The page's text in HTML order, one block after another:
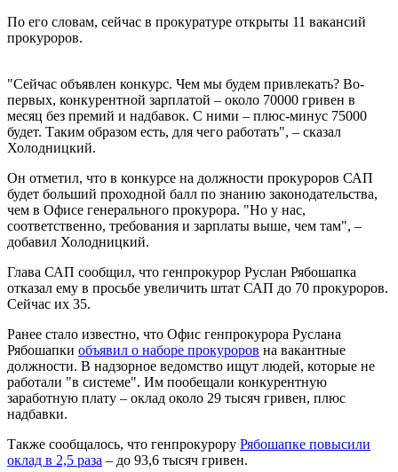
По его словам, сейчас в прокуратуре открыты 11 вакансий
прокуроров.
"Сейчас объявлен конкурс. Чем мы будем привлекать? Во-
первых, конкурентной зарплатой – около 70000 гривен в
месяц без премий и надбавок. С ними – плюс-минус 75000
будет. Таким образом есть, для чего работать", – сказал
Холодницкий.
Он отметил, что в конкурсе на должности прокуроров САП
будет больший проходной балл по знанию законодательства,
чем в Офисе генерального прокурора. "Но у нас,
соответственно, требования и зарплаты выше, чем там", –
добавил Холодницкий.
Глава САП сообщил, что генпрокурор Руслан Рябошапка
отказал ему в просьбе увеличить штат САП до 70 прокуроров.
Сейчас их 35.
Ранее стало известно, что Офис генпрокурора Руслана
Рябошапки объявил о наборе прокуроров на вакантные
должности. В надзорное ведомство ищут людей, которые не
работали "в системе". Им пообещали конкурентную
заработную плату – оклад около 29 тысяч гривен, плюс
надбавки.
Также сообщалось, что генпрокурору Рябошапке повысили
оклад в 2,5 раза – до 93,6 тысяч гривен.